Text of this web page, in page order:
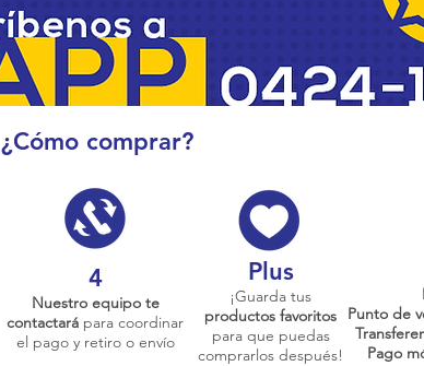
¿Cómo comprar?
4
Nuestro equipo te
contactará para coordinar
el pago y retiro o envío
Plus
¡Guarda tus
productos favoritos
para que puedas
comprarlos después!
Punto de
Pago